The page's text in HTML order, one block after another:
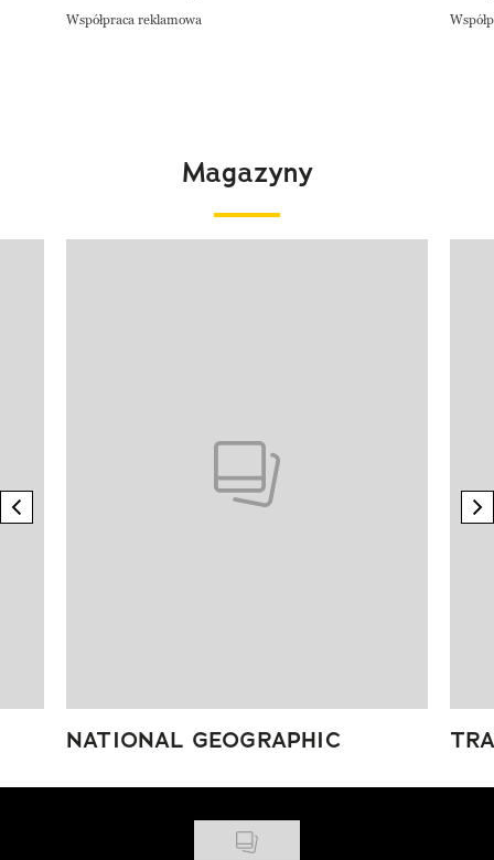
Współpraca reklamowa
Magazyny
previous element
NATIONAL GEOGRAPHIC